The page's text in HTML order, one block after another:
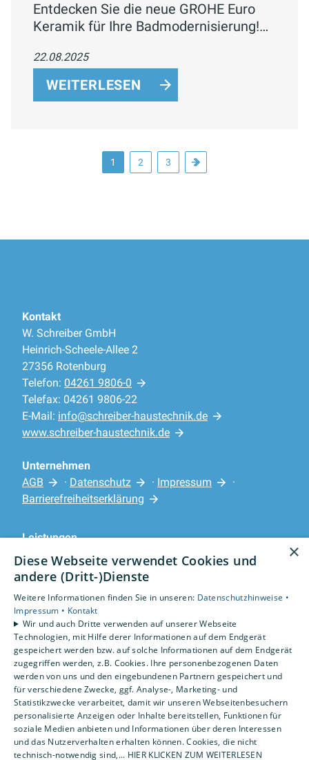
Entdecken Sie die neue GROHE Euro
Keramik für Ihre Badmodernisierung!
Qualität und innovative Funktionen wie
die Triple Vortex Spülung machen Ihr
Badezimmer komfortabel, hygienisch
22.08.2025
WEITERLESEN
1 2 3
Kontakt
W. Schreiber GmbH
Heinrich-Scheele-Allee 2
27356 Rotenburg
Telefon: 04261 9806-0
Telefax: 04261 9806-22
E-Mail: info@schreiber-haustechnik.de
www.schreiber-haustechnik.de
Unternehmen
AGB
· Datenschutz · Impressum
·
Barrierefreiheitserklärung
Leistungen
Privatkunden
Karriere
Unternehmen
Standorte
Rotenburg
×
Diese Webseite verwendet Cookies und
andere (Dritt-)Dienste
Weitere Informationen finden Sie in unseren: Datenschutzhinweise •
Impressum • Kontakt
Wir und auch Dritte verwenden auf unserer Webseite
Technologien, mit Hilfe derer Informationen auf dem Endgerät
gespeichert werden bzw. auf solche Informationen auf dem Endgerät
zugegriffen werden, z.B. Cookies. Ihre personenbezogenen Daten
werden von uns und den eingebundenen Partnern gespeichert und
für verschiedene Zwecke, ggf. Analyse-, Marketing- und
Statistikzwecke verarbeitet, damit wir unseren Webseitenbesuchern
personalisierte Anzeigen oder Inhalte bereitstellen, Funktionen für
soziale Medien anbieten und Informationen über deren Interessen
und das Nutzerverhalten erhalten können. Cookies, die nicht
technisch-notwendig sind,... HIER KLICKEN ZUM WEITERLESEN